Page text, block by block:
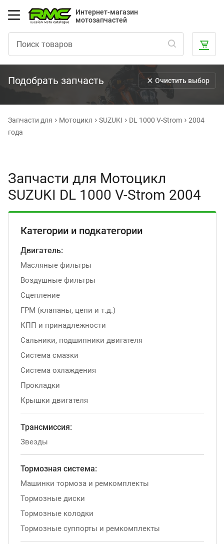
Интернет-магазин
мотозапчастей
Подобрать запчасть Очистить выбор
Запчасти для Мотоцикл SUZUKI DL 1000 V-Strom
2004
года
Запчасти для Мотоцикл
SUZUKI DL 1000 V-Strom 2004
Категории и подкатегории
Двигатель:
Масляные фильтры
Воздушные фильтры
Сцепление
ГРМ (клапаны, цепи и т.д.)
КПП и принадлежности
Сальники, подшипники двигателя
Система смазки
Система охлаждения
Прокладки
Крышки двигателя
Трансмиссия:
Звезды
Тормозная система:
Машинки тормоза и ремкомплекты
Тормозные диски
Тормозные колодки
Тормозные суппорты и ремкомплекты